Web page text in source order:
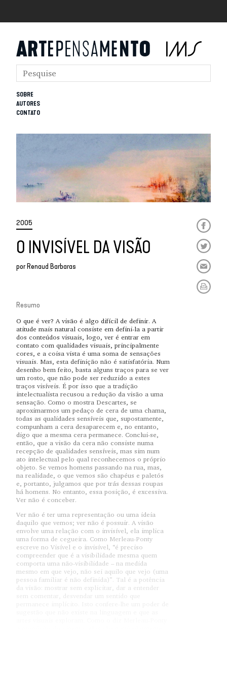
SOBRE
AUTORES
CONTATO
2005
O INVISÍVEL DA VISÃO
porRenaud Barbaras
Resumo
O que é ver? A visão é algo difícil de definir. A
atitude mais natural consiste em defini-la a partir
dos conteúdos visuais, logo, ver é entrar em
contato com qualidades visuais, principalmente
cores, e a coisa vista é uma soma de sensações
visuais. Mas, esta definição não é satisfatória. Num
desenho bem feito, basta alguns traços para se ver
um rosto, que não pode ser reduzido a estes
traços visíveis. É por isso que a tradição
intelectualista recusou a redução da visão a uma
sensação. Como o mostra Descartes, se
aproximarmos um pedaço de cera de uma chama,
todas as qualidades sensíveis que, supostamente,
compunham a cera desaparecem e, no entanto,
digo que a mesma cera permanece. Conclui-se,
então, que a visão da cera não consiste numa
recepção de qualidades sensíveis, mas sim num
ato intelectual pelo qual reconhecemos o próprio
objeto. Se vemos homens passando na rua, mas,
na realidade, o que vemos são chapéus e paletós
e, portanto, julgamos que por trás dessas roupas
há homens. No entanto, essa posição, é excessiva.
Ver não é conceber.
Ver não é ter uma representação ou uma ideia
daquilo que vemos; ver não é possuir. A visão
envolve uma relação com o invisível, ela implica
uma forma de cegueira. Como Merleau-Ponty
escreve no Visível e o invisível, “é preciso
compreender que é a visibilidade mesma quem
comporta uma não-visibilidade – na medida
mesmo em que vejo, não sei aquilo que vejo (uma
pessoa familiar é não definida)”. Tal é a potência
da visão: mostrar sem explicitar, dar a entender
sem comentar, desvendar um sentido que